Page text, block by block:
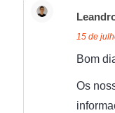
15 de
Bom
Os